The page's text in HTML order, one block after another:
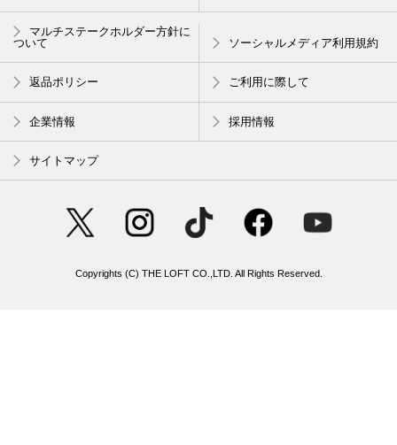
マルチステークホルダー方針に
ついて
ソーシャルメディア利用規約
返品ポリシー ご利用に際して
企業情報 採用情報
サイトマップ
Copyrights (C) THE LOFT CO.,LTD. All Rights Reserved.